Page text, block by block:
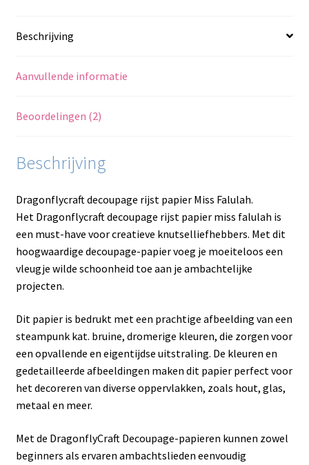
Beschrijving
Aanvullende informatie
Beoordelingen (2)
Beschrijving
Dragonflycraft decoupage rijst papier Miss Falulah.
Het Dragonflycraft decoupage rijst papier miss falulah is
een must-have voor creatieve knutselliefhebbers. Met dit
hoogwaardige decoupage-papier voeg je moeiteloos een
vleugje wilde schoonheid toe aan je ambachtelijke
projecten.
Dit papier is bedrukt met een prachtige afbeelding van een
steampunk kat. bruine, dromerige kleuren, die zorgen voor
een opvallende en eigentijdse uitstraling. De kleuren en
gedetailleerde afbeeldingen maken dit papier perfect voor
het decoreren van diverse oppervlakken, zoals hout, glas,
metaal en meer.
Met de DragonflyCraft Decoupage-papieren kunnen zowel
beginners als ervaren ambachtslieden eenvoudig